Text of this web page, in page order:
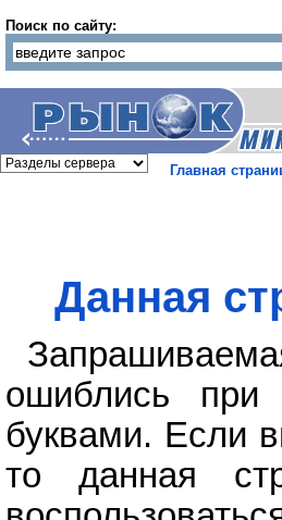
Поиск по сайту:
Главная
Данная
ошиблись при
буквами. Если
то данная